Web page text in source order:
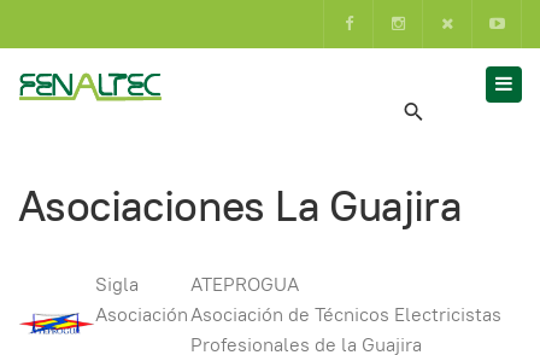
Asociaciones La Guajira
Sigla
ATEPROGUA
AsociaciónAsociación de Técnicos Electricistas
Profesionales de la Guajira